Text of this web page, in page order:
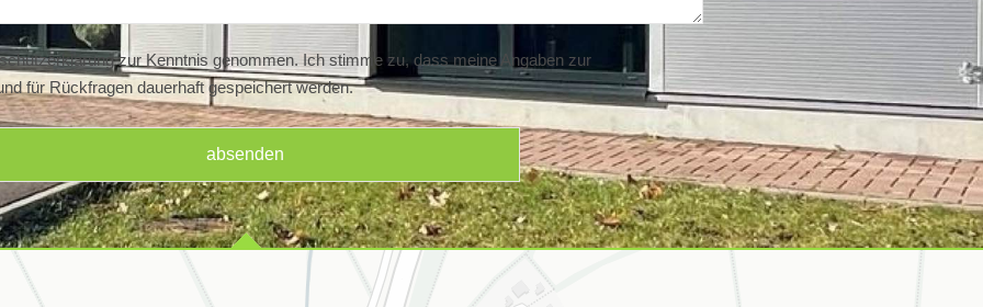
zur Kenntnis genommen. Ich stimme zu, dass meine Angaben zur
für Rückfragen dauerhaft gespeichert werden.